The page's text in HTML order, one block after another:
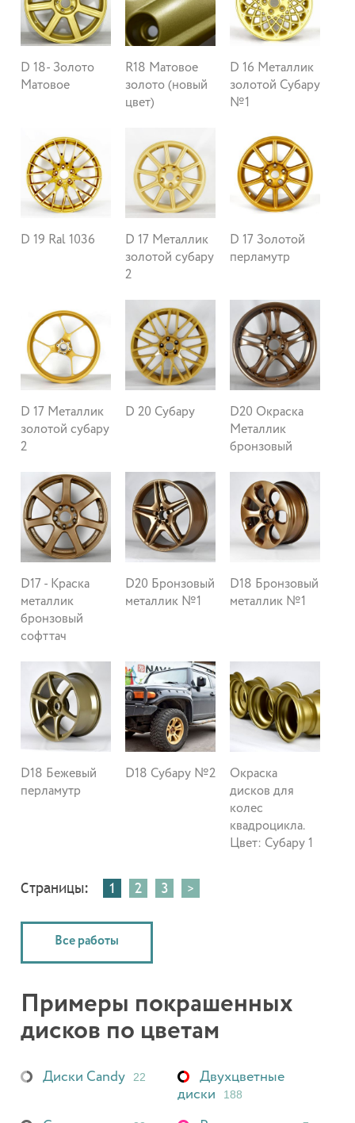
D 18- Золото
Матовое
R18 Матовое
золото (новый
цвет)
D 16 Металлик
золотой Субару
№1
D 19 Ral 1036
D 17 Металлик
золотой субару
2
D 17 Золотой
перламутр
D 17 Металлик
золотой субару
2
D 20 Субару
D20 Окраска
Металлик
бронзовый
D17 - Краска
металлик
бронзовый
софттач
D20 Бронзовый
металлик №1
D18 Бронзовый
металлик №1
D18 Бежевый
перламутр
D18 Субару №2
Окраска
дисков для
колес
квадроцикла.
Цвет: Субару 1
Страницы: 1 2 3 >
Все работы
Примеры покрашенных
дисков по цветам
Диски Candy 22
Двухцветные
диски
188